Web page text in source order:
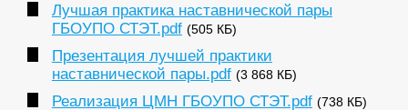
Лучшая практика наставнической пары
ГБОУПО СТЭТ.pdf (505 КБ)
Презентация лучшей практики
наставнической пары.pdf (3 868 КБ)
Реализация ЦМН ГБОУПО СТЭТ.pdf (738 КБ)